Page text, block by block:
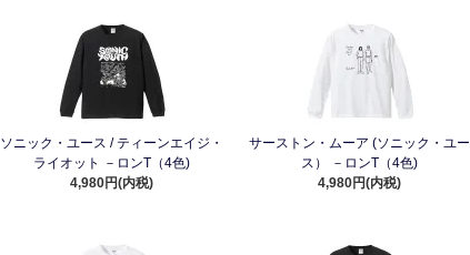
ソニック・ユース / ティーンエイジ・
ライオット －ロンT（4色)
4,980円(内税)
サーストン・ムーア (ソニック・ユー
ス） －ロンT（4色)
4,980円(内税)